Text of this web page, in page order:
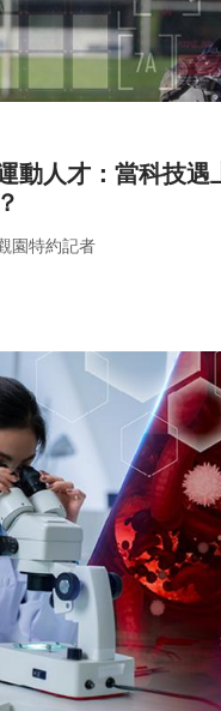
動人才：當科技遇
園特約記者